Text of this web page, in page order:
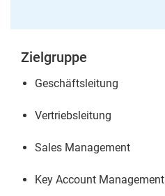
Zielgruppe
Geschäftsleitung
Vertriebsleitung
Sales Management
Key Account Management